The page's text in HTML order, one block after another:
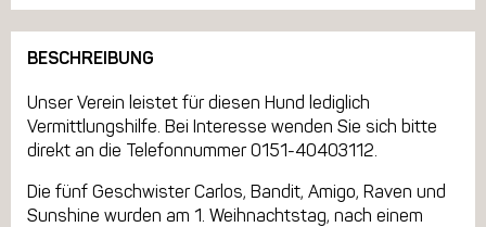
BESCHREIBUNG
Unser Verein leistet für diesen Hund lediglich
Vermittlungshilfe. Bei Interesse wenden Sie sich bitte
direkt an die Telefonnummer 0151-40403112.
Die fünf Geschwister Carlos, Bandit, Amigo, Raven und
Sunshine wurden am 1. Weihnachtstag, nach einem